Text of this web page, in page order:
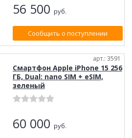
56 500 руб.
Сообщить о поступлении
арт.: 3591
Смартфон Apple iPhone 15 256
ГБ, Dual: nano SIM + eSIM,
зелeный
60 000 руб.